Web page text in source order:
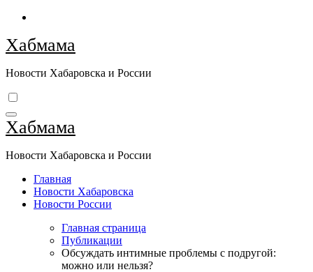
Перейти
содержимому
Хабмама
Новости Хабаровска и России
Хабмама
Новости Хабаровска и России
Главная
Новости Хабаровска
Новости России
Главная страница
Публикации
Обсуждать интимные проблемы с подругой:
можно или нельзя?